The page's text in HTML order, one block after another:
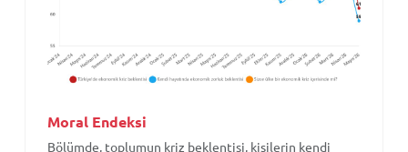
Moral Endeksi
Bölümde, toplumun kriz beklentisi, kişilerin kendi